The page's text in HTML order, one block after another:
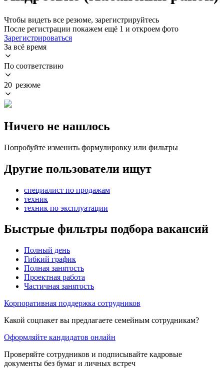
Чтобы видеть все резюме, зарегистрируйтесь
После регистрации покажем ещё 1 и откроем фото
Зарегистрироваться
За всё время
По соответствию
20 резюме
Ничего не нашлось
Попробуйте изменить формулировку или фильтры
Другие пользователи ищут
специалист по продажам
техник
техник по эксплуатации
Быстрые фильтры подбора вакансий
Полный день
Гибкий график
Полная занятость
Проектная работа
Частичная занятость
Корпоративная поддержка сотрудников
Какой соцпакет вы предлагаете семейным сотрудникам?
Оформляйте кандидатов онлайн
Проверяйте сотрудников и подписывайте кадровые
документы без бумаг и личных встреч